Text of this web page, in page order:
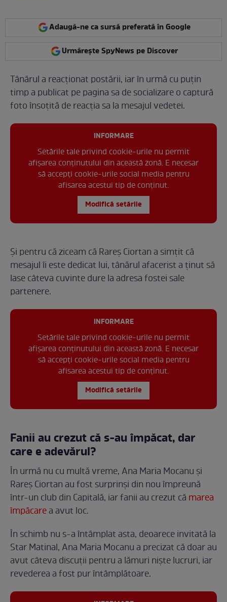
Adaugă-ne ca sursă preferată în Google
Urmărește SpyNews pe Discover
Tânărul a reacționat postării, iar în urmă cu puțin
timp a publicat pe pagina sa de socializare o captură
foto însoțită de reacția sa la mesajul vedetei.
INFORMARE
Setările tale privind cookie-urile nu permit
afișarea conținutului din această zonă. E necesar
să accepți cookie-urile social media pentru
afisarea acestui tip de conținut.
Modifică setările
Și pentru că ziceam că Rareș Ciortan a simțit că
mesajul îi este dedicat lui, tânărul afacerist a ținut să
lase câteva cuvinte dure la adresa fostei sale
partenere.
INFORMARE
Setările tale privind cookie-urile nu permit
afișarea conținutului din această zonă. E necesar
să accepți cookie-urile social media pentru
afisarea acestui tip de conținut.
Modifică setările
Fanii au crezut că s-au împăcat, dar
care e adevărul?
În urmă nu cu multă vreme, Ana Maria Mocanu și
Rareș Ciortan au fost surprinși din nou împreună
într-un club din Capitală, iar fanii au crezut că marea
împăcarea avut loc.
În schimb nu s-a întâmplat asta, deoarece invitată la
Star Matinal, Ana Maria Mocanu a precizat că doar au
avut câteva discuții pentru a lămuri niște lucruri, iar
revederea a fost pur întâmplătoare.